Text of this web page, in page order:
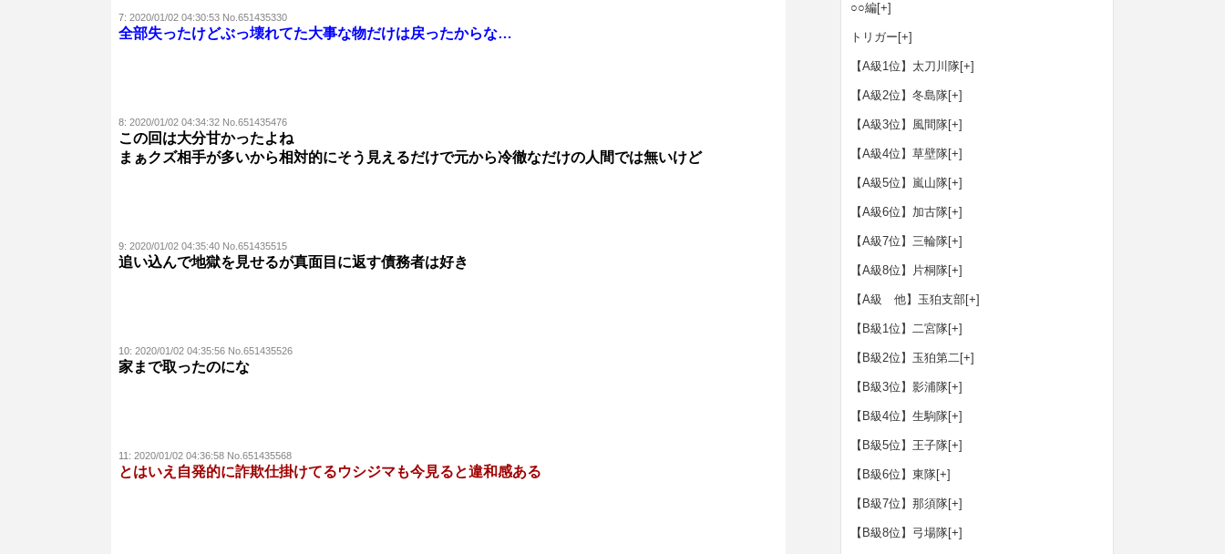
7: 2020/01/02 04:30:53 No.651435330
全部失ったけどぶっ壊れてた大事な物だけは戻ったからな…
8: 2020/01/02 04:34:32 No.651435476
この回は大分甘かったよね
まぁクズ相手が多いから相対的にそう見えるだけで元から冷徹なだけの人間では無いけど
9: 2020/01/02 04:35:40 No.651435515
追い込んで地獄を見せるが真面目に返す債務者は好き
10: 2020/01/02 04:35:56 No.651435526
家まで取ったのにな
11: 2020/01/02 04:36:58 No.651435568
とはいえ自発的に詐欺仕掛けてるウシジマも今見ると違和感ある
○○編[+]
トリガー [+]
【A級1位】太刀川隊[+]
【A級2位】冬島隊[+]
【A級3位】風間隊[+]
【A級4位】草壁隊[+]
【A級5位】嵐山隊[+]
【A級6位】加古隊[+]
【A級7位】三輪隊[+]
【A級8位】片桐隊[+]
【A級 他】玉狛支部[+]
【B級1位】二宮隊[+]
【B級2位】玉狛第二[+]
【B級3位】影浦隊[+]
【B級4位】生駒隊[+]
【B級5位】王子隊[+]
【B級6位】東隊[+]
【B級7位】那須隊[+]
【B級8位】弓場隊[+]